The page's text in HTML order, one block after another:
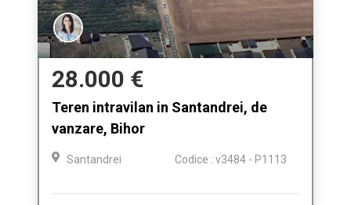
28.000 €
Teren intravilan in Santandrei, de
vanzare, Bihor
Santandrei Codice : v3484 - P1113